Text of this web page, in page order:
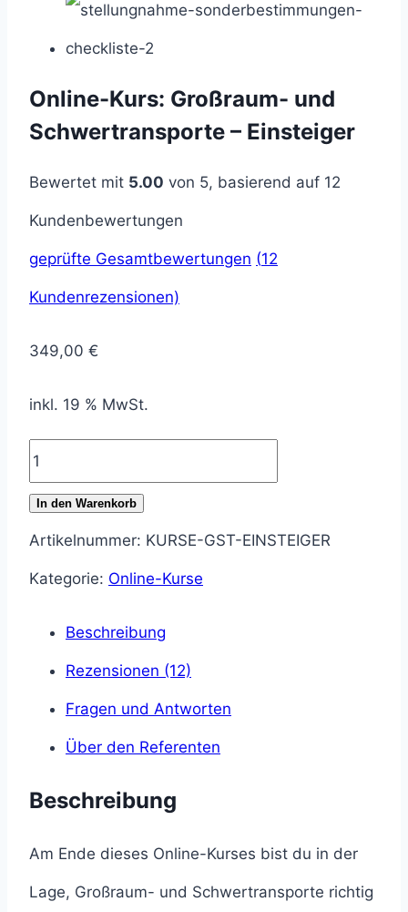
Online-Kurs: Großraum- und
Schwertransporte – Einsteiger
Bewertet mit 5.00 von 5, basierend auf 12
Kundenbewertungen
geprüfte Gesamtbewertungen (12
Kundenrezensionen)
349,00 €
inkl. 19 % MwSt.
Online-
Kurs:
Großraum-
und
In den Warenkorb
Artikelnummer: KURSE-GST-EINSTEIGER
Kategorie: Online-Kurse
Beschreibung
Rezensionen (12)
Fragen und Antworten
Über den Referenten
Beschreibung
Am Ende dieses Online-Kurses bist du in der
Lage, Großraum- und Schwertransporte richtig